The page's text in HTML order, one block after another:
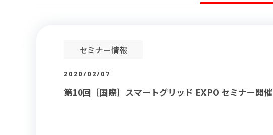
セミナー情報
2020/02/07
第10回［国際］スマートグリッド EXPO セミナー開催